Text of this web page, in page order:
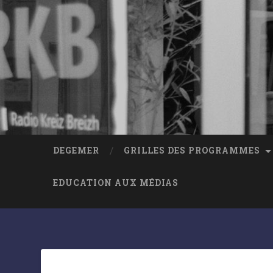
DEGEMER GRILLES DES PROGRAMMES
EDUCATION AUX MÉDIAS